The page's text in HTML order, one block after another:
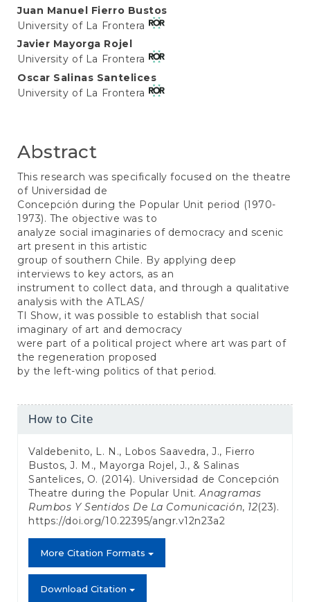
Juan Manuel Fierro Bustos
University of La Frontera
Javier Mayorga Rojel
University of La Frontera
Oscar Salinas Santelices
University of La Frontera
Abstract
This research was specifically focused on the theatre
of Universidad de
Concepción during the Popular Unit period (1970-
1973). The objective was to
analyze social imaginaries of democracy and scenic
art present in this artistic
group of southern Chile. By applying deep
interviews to key actors, as an
instrument to collect data, and through a qualitative
analysis with the ATLAS/
TI Show, it was possible to establish that social
imaginary of art and democracy
were part of a political project where art was part of
the regeneration proposed
by the left-wing politics of that period.
Article
How to Cite
Valdebenito, L. N., Lobos Saavedra, J., Fierro
Bustos, J. M., Mayorga Rojel, J., & Salinas
Santelices, O. (2014). Universidad de Concepción
Theatre during the Popular Unit.Anagramas
Rumbos Y Sentidos De La Comunicación, 12(23).
https://doi.org/10.22395/angr.v12n23a2
More Citation Formats
Download Citation